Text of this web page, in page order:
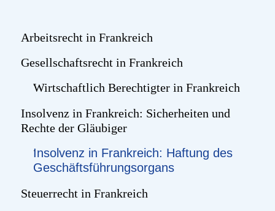
Arbeitsrecht in Frankreich
Gesellschaftsrecht in Frankreich
Wirtschaftlich Berechtigter in Frankreich
Insolvenz in Frankreich: Sicherheiten und
Rechte der Gläubiger
Insolvenz in Frankreich: Haftung des
Geschäftsführungsorgans
Steuerrecht in Frankreich